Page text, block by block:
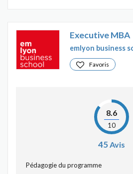
Executive MBA
emlyon business
Favoris
8.6
10
45Avis
Pédagogie du programme